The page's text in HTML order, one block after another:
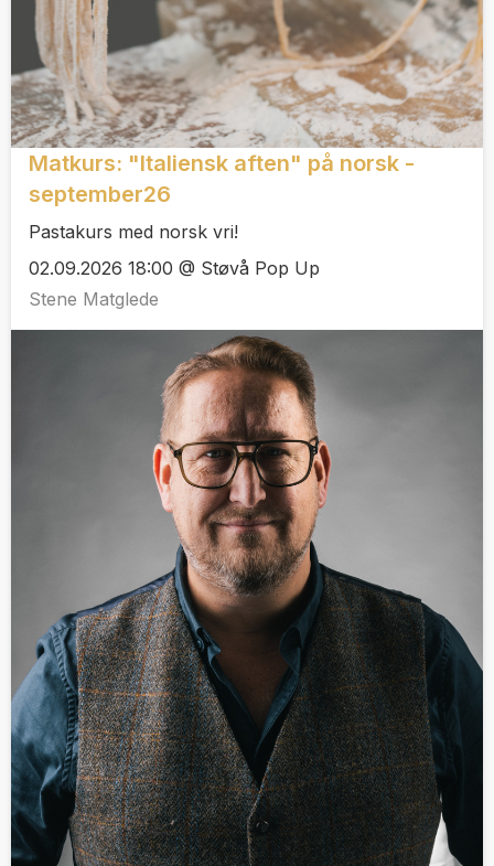
Matkurs: "Italiensk aften" på norsk -
september26
Pastakurs med norsk vri!
02.09.2026 18:00 @ Støvå Pop Up
Stene Matglede